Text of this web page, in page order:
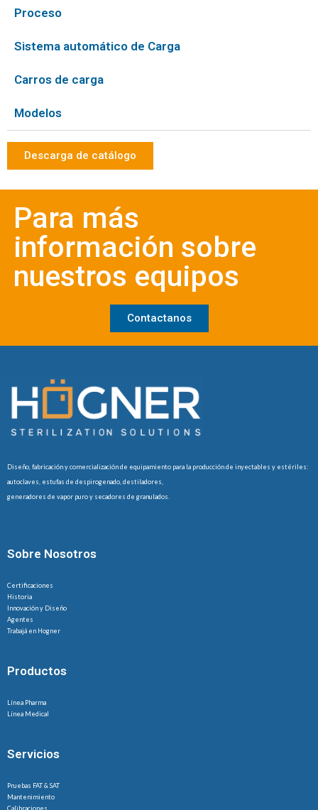
Proceso
Sistema automático de Carga
Carros de carga
Modelos
Descarga de catálogo
Para más
información sobre
nuestros equipos
Contactanos
Diseño, fabricación y comercialización de equipamiento para la producción de inyectables y estériles:
autoclaves, estufas de despirogenado, destiladores,
generadores de vapor puro y secadores de granulados.
Sobre Nosotros
Certificaciones
Historia
Innovación y Diseño
Agentes
Trabajá en Hogner
Productos
Línea Pharma
Línea Medical
Servicios
Pruebas FAT & SAT
Mantenimiento